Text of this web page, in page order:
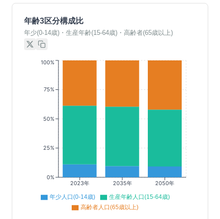
年齢3区分構成比
年少(0-14歳)・生産年齢(15-64歳)・高齢者(65歳以上)
2023年 2035年 2050年
0%
25%
50%
75%
100%
年少人口(0-14歳)
生産年齢人口(15-64歳)
高齢者人口(65歳以上)